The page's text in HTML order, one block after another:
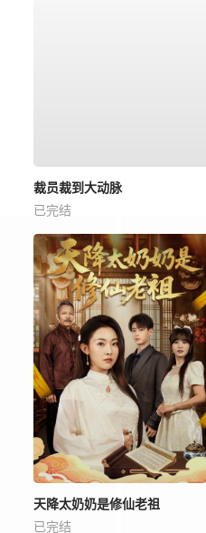
裁员裁到大动脉
已完结
天降太奶奶是修仙老祖
已完结